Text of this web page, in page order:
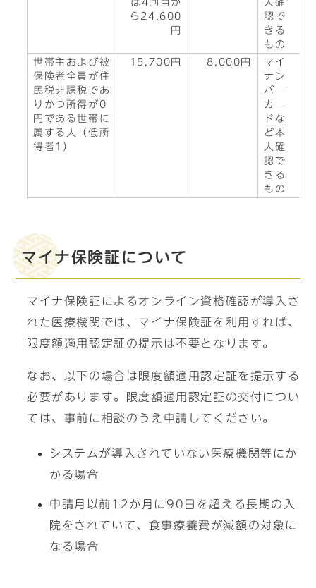
は4回目か
ら24,600
円
人確
認で
きる
もの
世帯主および被
保険者全員が住
民税非課税であ
りかつ所得が0
円である世帯に
属する人（低所
得者1）
15,700円 8,000円
マイ
ナン
バー
カー
ドな
ど本
人確
認で
きる
もの
マイナ保険証について
マイナ保険証によるオンライン資格確認が導入さ
れた医療機関では、マイナ保険証を利用すれば、
限度額適用認定証の提示は不要となります。
なお、以下の場合は限度額適用認定証を提示する
必要があります。限度額適用認定証の交付につい
ては、事前に相談のうえ申請してください。
システムが導入されていない医療機関等にか
かる場合
申請月以前12か月に90日を超える長期の入
院をされていて、食事療養費が減額の対象に
なる場合